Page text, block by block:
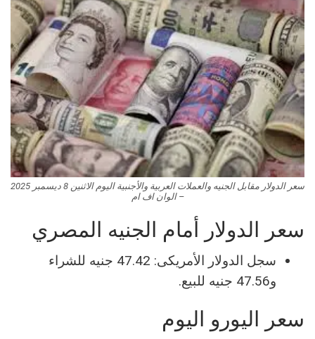
سعر الدولار مقابل الجنيه والعملات العربية والأجنبية اليوم الاثنين 8 ديسمبر 2025
– الوان اف ام
سعر الدولار أمام الجنيه المصري
سجل الدولار الأمريكى: 47.42 جنيه للشراء
و47.56 جنيه للبيع.
سعر اليورو اليوم